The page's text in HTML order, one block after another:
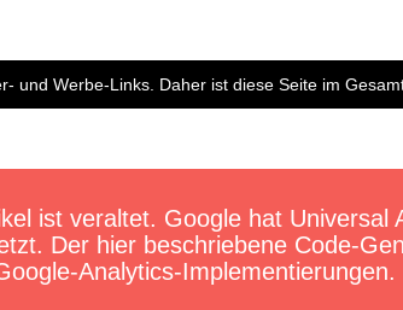
und Werbe-Links. Daher ist diese Seite im
ist veraltet. Google hat
Der hier beschriebene Code-
Analytics-Implementierungen.